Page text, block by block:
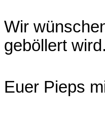
Wir
geböllert
Euer Pieps